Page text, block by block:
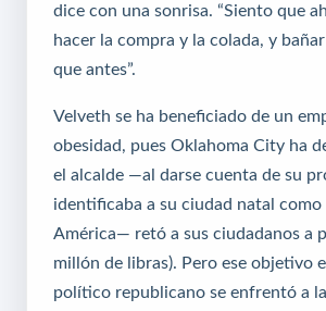
dice con una sonrisa. “Siento que
hacer la compra y la colada, y
que antes”.
Velveth se ha beneficiado de un
obesidad, pues Oklahoma City ha
el alcalde —al darse cuenta de su
identificaba a su ciudad natal
América— retó a sus ciudadanos a
millón de libras). Pero ese objetivo
político republicano se enfrentó a